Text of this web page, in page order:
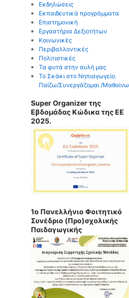
Εκδηλώσεις
Εκπαιδευτικά προγράμματα
Επιστημονική
Εργαστήρια Δεξιοτήτων
Κοινωνικές
Περιβαλλοντικές
Πολιτιστικές
Τα φυτά στην αυλή μας
Το Σκάκι στο Νηπιαγωγείο.
Παίζω/Συνεργάζομαι /Μαθαίνω
Super Organizer της
Εβδομάδας Κώδικα της ΕΕ
2025.
1o Πανελλήνιο Φοιτητικό
Συνέδριο (Προ)σχολικής
Παιδαγωγικής